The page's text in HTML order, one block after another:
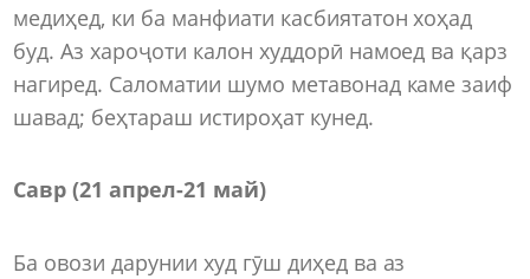
медиҳед, ки ба манфиати касбиятатон хоҳад
буд. Аз хароҷоти калон худдорӣ намоед ва қарз
нагиред. Саломатии шумо метавонад каме заиф
шавад; беҳтараш истироҳат кунед.
Савр (21 апрел-21 май)
Ба овози дарунии худ гӯш диҳед ва аз